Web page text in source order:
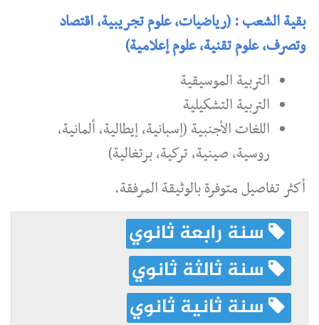
بقية الشعب : (رياضيات، علوم تجريبية، اقتصاد
وتصرف، علوم تقنية، علوم إعلامية)
التربية الموسيقية
التربية التشكيلية
اللغات الأجنبية (إسبانية، إيطالية، ألمانية،
روسية، صينية، تركية، برتغالية)
أكثر تفاصيل متوفرة بالوثيقة المرفقة.
سنة رابعة ثانوي
سنة ثالثة ثانوي
سنة ثانية ثانوي